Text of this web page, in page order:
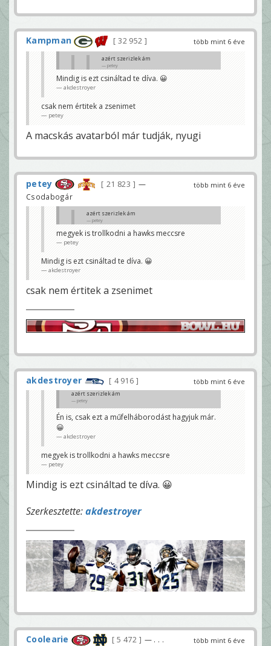
több mint 6 éve
Kampman 32 952
azért szerizlek ám
petey
Én is, csak ezt a műfelháborodást hagyjuk
már. 😀
megyek is trollkodni a hawks meccsre
Mindig is ezt csináltad te díva. 😀
akdestroyer
csak nem értitek a zsenimet
petey
A macskás avatarból már tudják, nyugi
több mint 6 éve
petey 21 823
—
Csodabogár
azért szerizlek ám
petey
Én is, csak ezt a műfelháborodást hagyjuk már. 😀
akdestroyer
megyek is trollkodni a hawks meccsre
petey
Mindig is ezt csináltad te díva. 😀
akdestroyer
csak nem értitek a zsenimet
több mint 6 éve
akdestroyer 4 916
azért szerizlek ám
petey
Én is, csak ezt a műfelháborodást hagyjuk már.
😀
akdestroyer
megyek is trollkodni a hawks meccsre
petey
Mindig is ezt csináltad te díva. 😀
Szerkesztette:akdestroyer
több mint 6 éve
Coolearie 5 472 — . . .